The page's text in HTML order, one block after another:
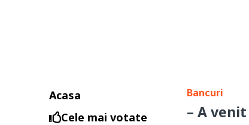
Acasa
Cele mai votate
Bancuri
– A